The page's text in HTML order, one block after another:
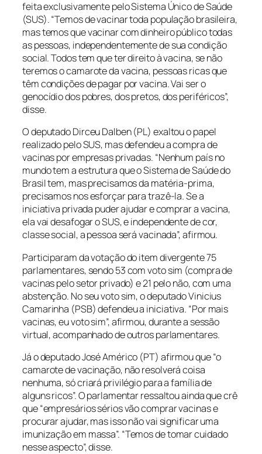
feita exclusivamente pelo Sistema Único de Saúde
(SUS). “Temos de vacinar toda população brasileira,
mas temos que vacinar com dinheiro público todas
as pessoas, independentemente de sua condição
social. Todos tem que ter direito à vacina, se não
teremos o camarote da vacina, pessoas ricas que
têm condições de pagar por vacina. Vai ser o
genocídio dos pobres, dos pretos, dos periféricos”,
disse.
O deputado Dirceu Dalben (PL) exaltou o papel
realizado pelo SUS, mas defendeu a compra de
vacinas por empresas privadas. “Nenhum país no
mundo tem a estrutura que o Sistema de Saúde do
Brasil tem, mas precisamos da matéria-prima,
precisamos nos esforçar para trazê-la. Se a
iniciativa privada puder ajudar e comprar a vacina,
ela vai desafogar o SUS, e independente de cor,
classe social, a pessoa será vacinada”, afirmou.
Participaram da votação do item divergente 75
parlamentares, sendo 53 com voto sim (compra de
vacinas pelo setor privado) e 21 pelo não, com uma
abstenção. No seu voto sim, o deputado Vinicius
Camarinha (PSB) defendeu a iniciativa. “Por mais
vacinas, eu voto sim”, afirmou, durante a sessão
virtual, acompanhado de outros parlamentares.
Já o deputado José Américo (PT) afirmou que “o
camarote de vacinação, não resolverá coisa
nenhuma, só criará privilégio para a família de
alguns ricos”. O parlamentar ressaltou ainda que crê
que “empresários sérios vão comprar vacinas e
procurar ajudar, mas isso não vai significar uma
imunização em massa”. “Temos de tomar cuidado
nesse aspecto”, disse.